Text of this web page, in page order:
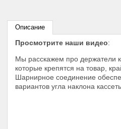
Описание
Просмотрите наши видео:
Мы расскажем про держатели
которые крепятся на товар,
Шарнирное соединение
вариантов угла наклона